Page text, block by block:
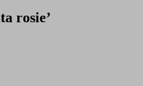
rosie’